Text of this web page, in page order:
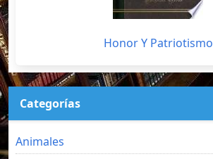
Honor Y Patriotismo
Categorías
Animales